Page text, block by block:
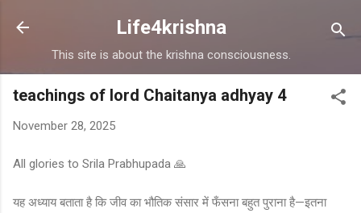
Skip to main content
Life4krishna
This site is about the krishna consciousness.
teachings of lord Chaitanya adhyay 4
November 28, 2025
All glories to Srila Prabhupada 🙏
यह अध्याय बताता है कि जीव का भौतिक संसार में फँसना बहुत पुराना है—इतना